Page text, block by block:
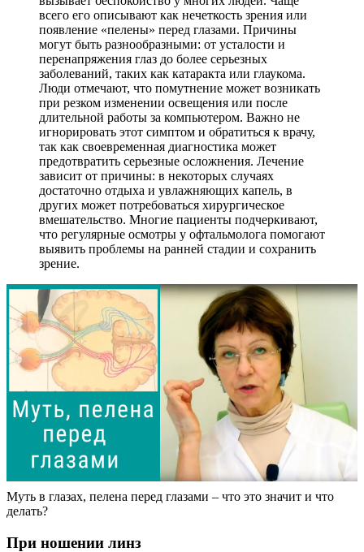
всего его описывают как нечеткость зрения или
появление «пелены» перед глазами. Причины
могут быть разнообразными: от усталости и
перенапряжения глаз до более серьезных
заболеваний, таких как катаракта или глаукома.
Люди отмечают, что помутнение может возникать
при резком изменении освещения или после
длительной работы за компьютером. Важно не
игнорировать этот симптом и обратиться к врачу,
так как своевременная диагностика может
предотвратить серьезные осложнения. Лечение
зависит от причины: в некоторых случаях
достаточно отдыха и увлажняющих капель, в
других может потребоваться хирургическое
вмешательство. Многие пациенты подчеркивают,
что регулярные осмотры у офтальмолога помогают
выявить проблемы на ранней стадии и сохранить
зрение.
Муть в глазах, пелена перед глазами – что это значит и что
делать?
При ношении линз